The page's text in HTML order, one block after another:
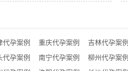
代孕案例 重庆代孕案例 吉林代孕案例
代孕案例 南宁代孕案例 柳州代孕案例